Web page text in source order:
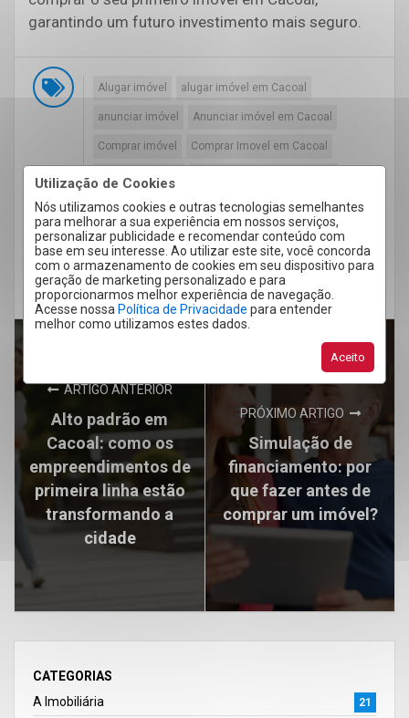
Utilização de Cookies
Nós utilizamos cookies e outras tecnologias semelhantes
para melhorar a sua experiência em nossos serviços,
personalizar publicidade e recomendar conteúdo com
base em seu interesse. Ao utilizar este site, você concorda
com o armazenamento de cookies em seu dispositivo para
geração de marketing personalizado e para
proporcionarmos melhor experiência de navegação.
Acesse nossa Política de Privacidade para entender
melhor como utilizamos estes dados.
Aceito
garantindo um futuro investimento mais seguro.
Alugar imóvel alugar imóvel em Cacoal
anunciar imóvel Anunciar imóvel em Cacoal
Comprar imóvel Comprar Imovel em Cacoal
Comprar terreno
Evitar golpes Golpes Imobiliária
Imobiliária em Cacoal Mercado imobiliário
Mercado imobiliário em Cacoal Sefrin
Sefrin Imobiliária
ARTIGO ANTERIOR
Alto padrão em
Cacoal: como os
empreendimentos de
primeira linha estão
transformando a
cidade
PRÓXIMO ARTIGO
Simulação de
financiamento: por
que fazer antes de
comprar um imóvel?
CATEGORIAS
A Imobiliária
21